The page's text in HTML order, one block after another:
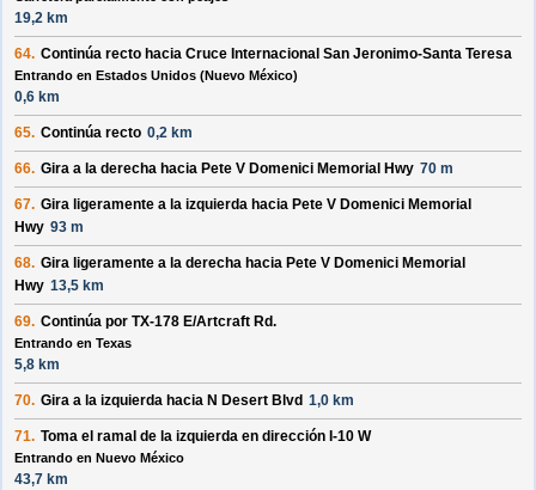
19,2 km
64. Continúa recto hacia Cruce Internacional San Jeronimo-Santa Teresa
Entrando en Estados Unidos (Nuevo México)
0,6 km
65. Continúa recto 0,2 km
66. Gira a la derecha hacia Pete V Domenici Memorial Hwy 70 m
67. Gira ligeramente a la izquierda hacia Pete V Domenici Memorial
Hwy 93 m
68. Gira ligeramente a la derecha hacia Pete V Domenici Memorial
Hwy 13,5 km
69. Continúa por TX-178 E/Artcraft Rd.
Entrando en Texas
5,8 km
70. Gira a la izquierda hacia N Desert Blvd 1,0 km
71. Toma el ramal de la izquierda en dirección I-10 W
Entrando en Nuevo México
43,7 km